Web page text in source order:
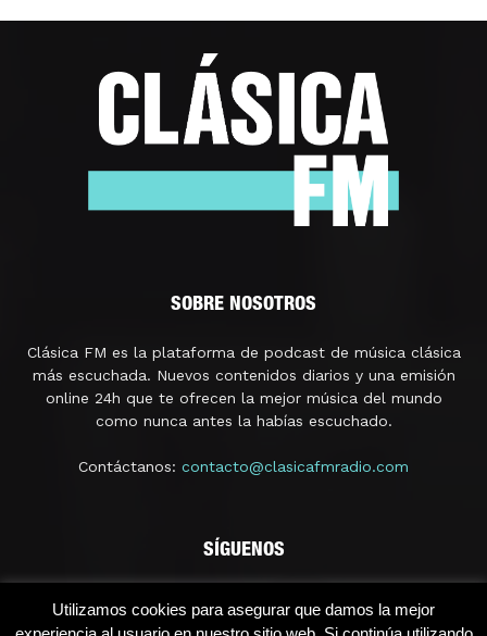
SOBRE NOSOTROS
Clásica FM es la plataforma de podcast de música clásica
más escuchada. Nuevos contenidos diarios y una emisión
online 24h que te ofrecen la mejor música del mundo
como nunca antes la habías escuchado.
Contáctanos: contacto@clasicafmradio.com
SÍGUENOS
Utilizamos cookies para asegurar que damos la mejor